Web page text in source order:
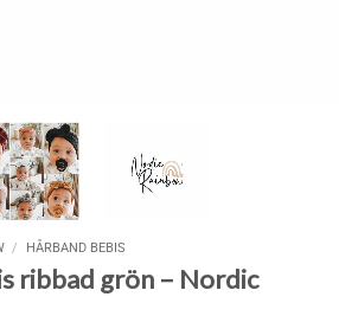
/ HÅRBAND BEBIS
ribbad grön – Nordic